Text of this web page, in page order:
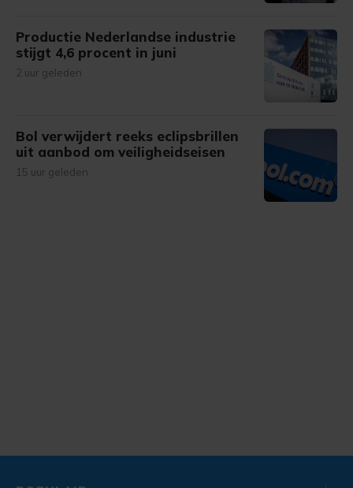
Productie Nederlandse industrie
stijgt 4,6 procent in juni
2 uur geleden
Bol verwijdert reeks eclipsbrillen
uit aanbod om veiligheidseisen
15 uur geleden